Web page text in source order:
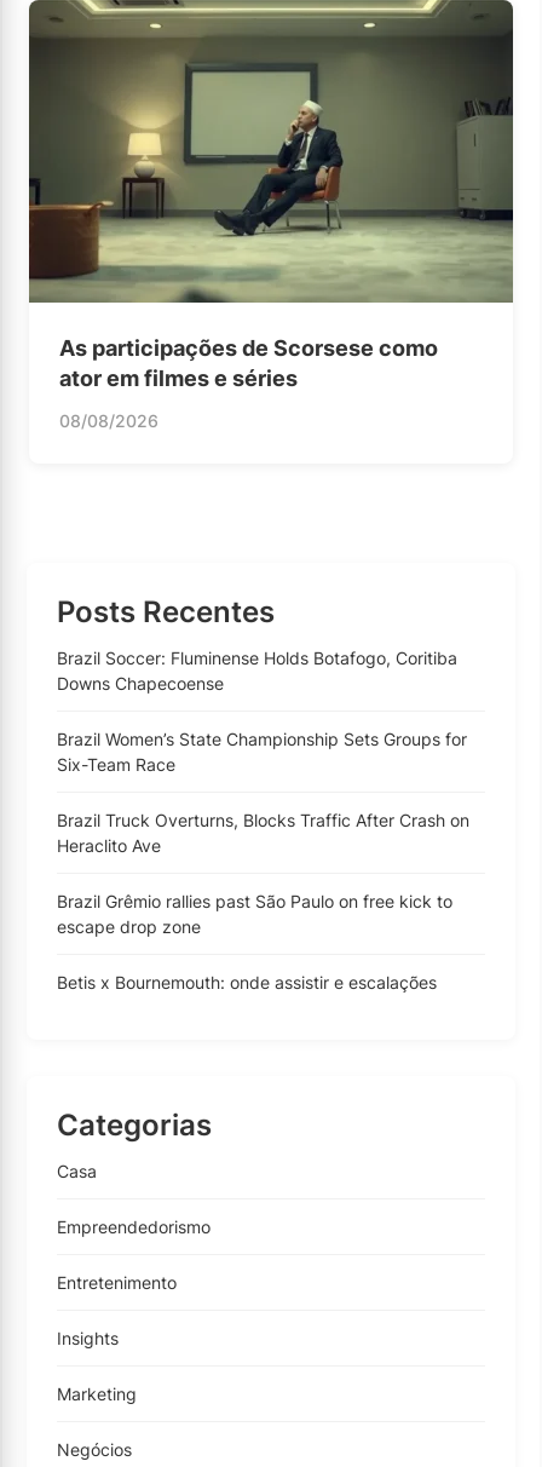
As participações de Scorsese como
ator em filmes e séries
08/08/2026
Posts Recentes
Brazil Soccer: Fluminense Holds Botafogo, Coritiba
Downs Chapecoense
Brazil Women’s State Championship Sets Groups for
Six-Team Race
Brazil Truck Overturns, Blocks Traffic After Crash on
Heraclito Ave
Brazil Grêmio rallies past São Paulo on free kick to
escape drop zone
Betis x Bournemouth: onde assistir e escalações
Categorias
Casa
Empreendedorismo
Entretenimento
Insights
Marketing
Negócios